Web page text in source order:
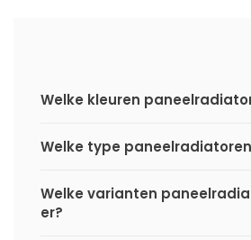
Welke kleuren
Welke type
Welke varianten
er?